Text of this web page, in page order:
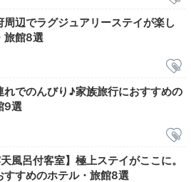
周辺でラグジュアリーステイが楽し
旅館8選
れでのんびり♪家族旅行におすすめの
9選
風呂付客室】極上ステイがここに。
すすめのホテル・旅館8選